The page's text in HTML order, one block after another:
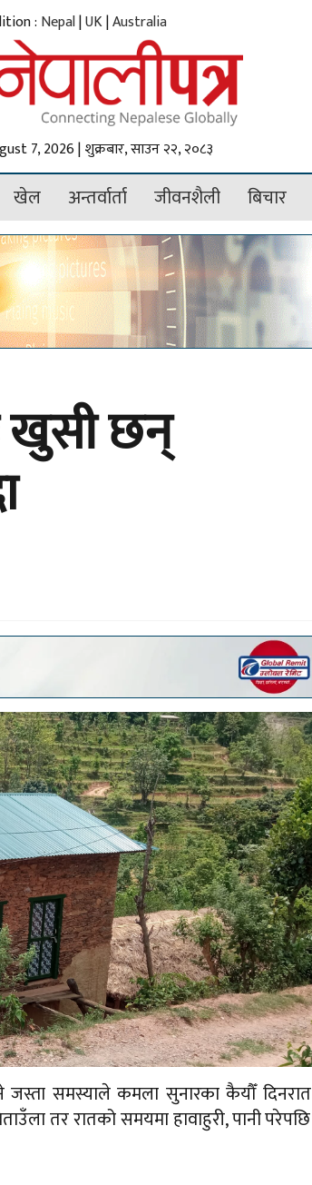
: Nepal|UK|Australia
7, 2026 | शुक्रबार, साउन २२, २०८३
खेल अन्तर्वार्ता जीवनशैली बिचार
खुसी छन्
जस्ता समस्याले कमला सुनारका कैयौँ दिनरात
तर रातको समयमा हावाहुरी, पानी परेपछि